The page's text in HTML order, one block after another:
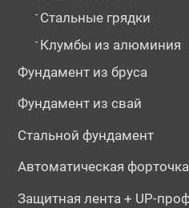
- Стальные грядки
- Клумбы из алюминия
Фундамент из бруса
Фундамент из свай
Стальной фундамент
Автоматическая форточка
Защитная лента + UP-